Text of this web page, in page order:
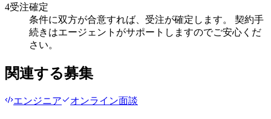
4受注確定
条件に双方が合意すれば、受注が確定します。 契約手
続きはエージェントがサポートしますのでご安心くだ
さい。
関連する募集
エンジニア オンライン面談